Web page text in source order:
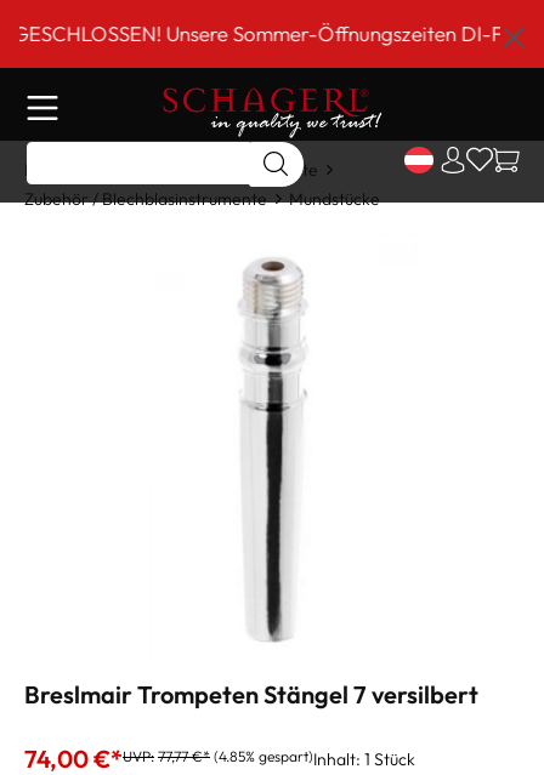
springenUnsere Sommer-Öffnungszeiten DI-FR 9
Home
Blechblasinstrumente
Zubehör / Blechblasinstrumente
Mundstücke
Breslmair Trompeten Stängel 7 versilbert
74,00 €*UVP: 77,77 €* (4.85% gespart)Inhalt: 1 Stück